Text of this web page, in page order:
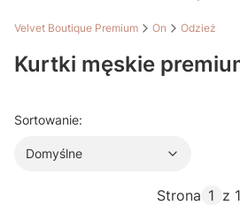
Velvet Boutique Premium On Odzież
Kurtki męskie
Sortowanie:
Domyślne
Strona z 1